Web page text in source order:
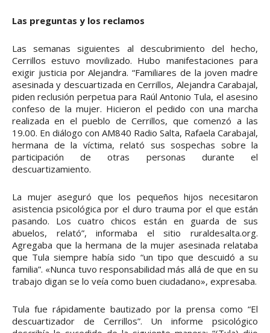
Las preguntas y los reclamos
Las semanas siguientes al descubrimiento del hecho,
Cerrillos estuvo movilizado. Hubo manifestaciones para
exigir justicia por Alejandra. “Familiares de la joven madre
asesinada y descuartizada en Cerrillos, Alejandra Carabajal,
piden reclusión perpetua para Raúl Antonio Tula, el asesino
confeso de la mujer. Hicieron el pedido con una marcha
realizada en el pueblo de Cerrillos, que comenzó a las
19.00. En diálogo con AM840 Radio Salta, Rafaela Carabajal,
hermana de la víctima, relató sus sospechas sobre la
participación de otras personas durante el
descuartizamiento.
La mujer aseguró que los pequeños hijos necesitaron
asistencia psicológica por el duro trauma por el que están
pasando. Los cuatro chicos están en guarda de sus
abuelos, relató”, informaba el sitio ruraldesalta.org.
Agregaba que la hermana de la mujer asesinada relataba
que Tula siempre había sido “un tipo que descuidó a su
familia”. «Nunca tuvo responsabilidad más allá de que en su
trabajo digan se lo veía como buen ciudadano», expresaba.
Tula fue rápidamente bautizado por la prensa como “El
descuartizador de Cerrillos”. Un informe psicológico